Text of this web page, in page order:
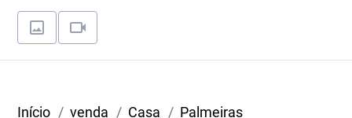
Início venda Casa Palmeiras